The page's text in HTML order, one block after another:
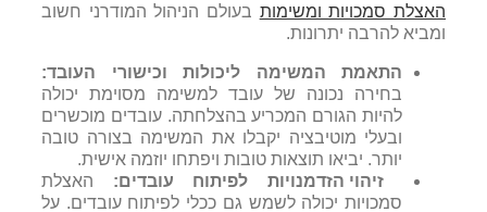
האצלת סמכויות ומשימות בעולם הניהול המודרני חשוב
ומביא להרבה יתרונות.
התאמת המשימה ליכולות וכישורי העובד:
בחירה נכונה של עובד למשימה מסוימת יכולה
להיות הגורם המכריע בהצלחתה. עובדים מוכשרים
ובעלי מוטיבציה יקבלו את המשימה בצורה טובה
יותר. יביאו תוצאות טובות ויפתחו יוזמה אישית.
זיהוי הזדמנויות לפיתוח עובדים: האצלת
סמכויות יכולה לשמש גם ככלי לפיתוח עובדים. על